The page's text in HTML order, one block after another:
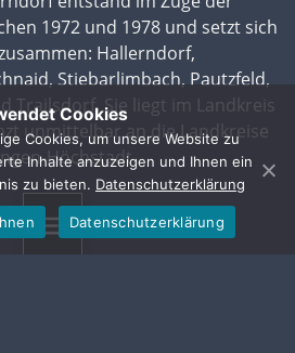
MENU
1972 und 1978 und setzt sich
Hallerndorf,
Stiebarlimbach, Pautzfeld,
Trailsdorf. Sie liegt im Landkreis
unmittelbar an die Landkreise
Höchstadt.
Cookies
Cookies, um unsere Website zu
Inhalte anzuzeigen und Ihnen ein
zu bieten. Datenschutzerklärung
Datenschutzerklärung